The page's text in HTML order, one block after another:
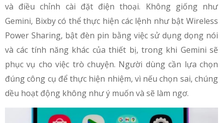
và điều chỉnh cài đặt điện thoại. Không giống như
Gemini, Bixby có thể thực hiện các lệnh như bật Wireless
Power Sharing, bật đèn pin bằng việc sử dụng dọng nói
và các tính năng khác của thiết bị, trong khi Gemini sẽ
phục vụ cho việc trò chuyện. Người dùng cần lựa chọn
đúng công cụ để thực hiện nhiệm, vì nếu chọn sai, chúng
dều hoạt động không như ý muốn và sẽ làm ngơ.